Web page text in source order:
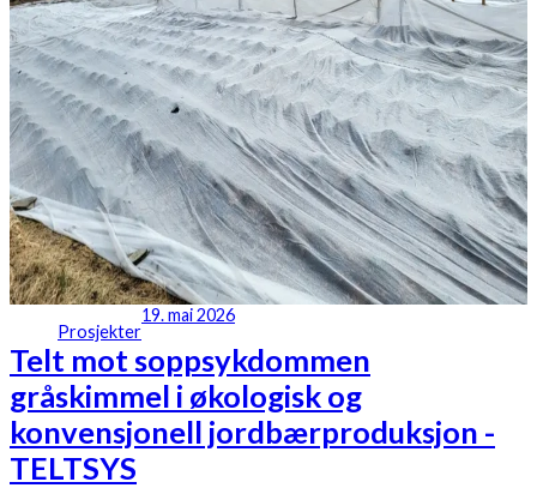
Prosjekter
19. mai 2026
Telt mot soppsykdommen
gråskimmel i økologisk og
konvensjonell jordbærproduksjon -
TELTSYS